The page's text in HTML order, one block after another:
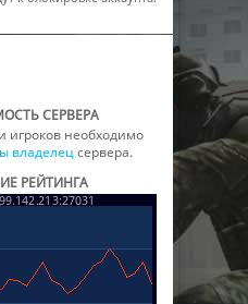
СЕРВЕРА
игроков необходимо
владелецсервера.
РЕЙТИНГА